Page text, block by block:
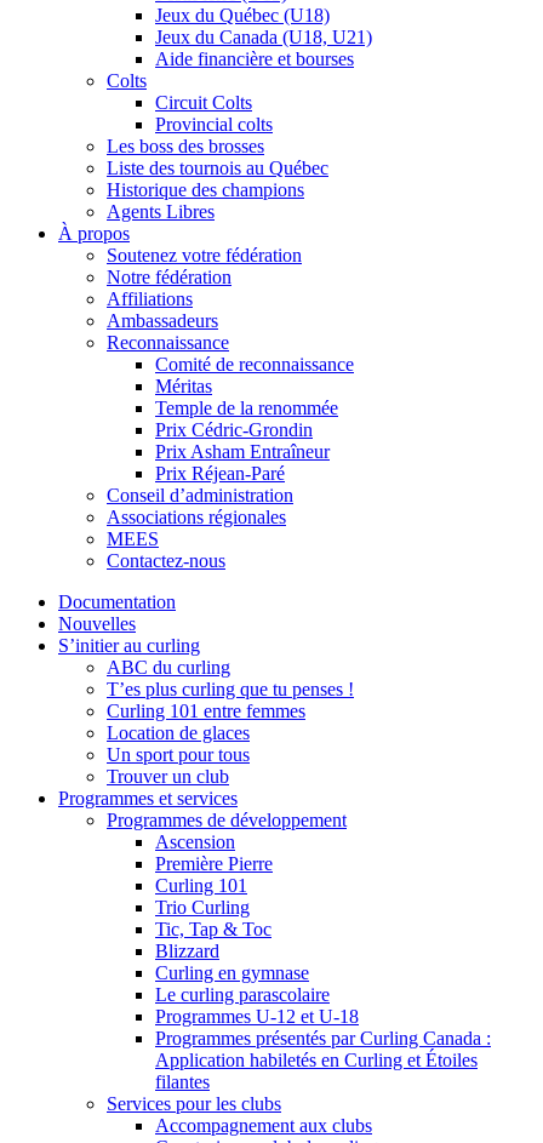
Jeux du Québec (U18)
Jeux du Canada (U18, U21)
Aide financière et bourses
Colts
Circuit Colts
Provincial colts
Les boss des brosses
Liste des tournois au Québec
Historique des champions
Agents Libres
À propos
Soutenez votre fédération
Notre fédération
Affiliations
Ambassadeurs
Reconnaissance
Comité de reconnaissance
Méritas
Temple de la renommée
Prix Cédric-Grondin
Prix Asham Entraîneur
Prix Réjean-Paré
Conseil d’administration
Associations régionales
MEES
Contactez-nous
Documentation
Nouvelles
S’initier au curling
ABC du curling
T’es plus curling que tu penses !
Curling 101 entre femmes
Location de glaces
Un sport pour tous
Trouver un club
Programmes et services
Programmes de développement
Ascension
Première Pierre
Curling 101
Trio Curling
Tic, Tap & Toc
Blizzard
Curling en gymnase
Le curling parascolaire
Programmes U-12 et U-18
Programmes présentés par Curling Canada :
Application habiletés en Curling et Étoiles
filantes
Services pour les clubs
Accompagnement aux clubs